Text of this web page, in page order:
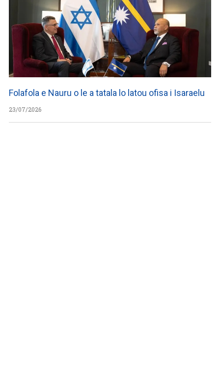
Folafola e Nauru o le a tatala lo latou ofisa i Isaraelu
23/07/2026